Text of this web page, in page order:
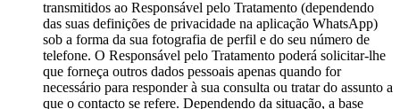
transmitidos ao Responsável pelo Tratamento (dependendo
das suas definições de privacidade na aplicação WhatsApp)
sob a forma da sua fotografia de perfil e do seu número de
telefone. O Responsável pelo Tratamento poderá solicitar-lhe
que forneça outros dados pessoais apenas quando for
necessário para responder à sua consulta ou tratar do assunto a
que o contacto se refere. Dependendo da situação, a base